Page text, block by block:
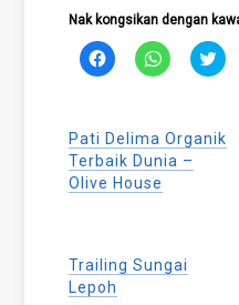
Nak kongsikan dengan
Click
to
(Opens
in
new
window)
Click
to
(Opens
in
new
window)
Click
to
in
Pati Delima Organik
Terbaik Dunia –
Olive House
Trailing Sungai
Lepoh